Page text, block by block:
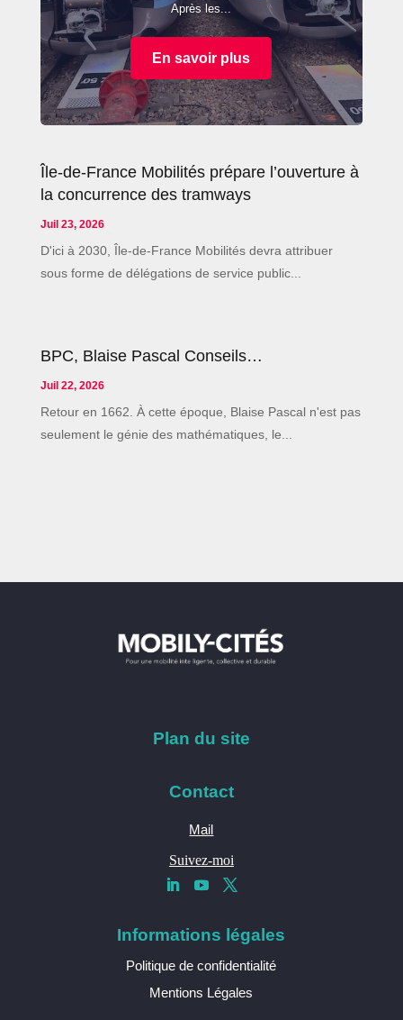
Après les...
En savoir plus
Île-de-France Mobilités prépare l’ouverture à
la concurrence des tramways
Juil 23, 2026
D'ici à 2030, Île-de-France Mobilités devra attribuer
sous forme de délégations de service public...
BPC, Blaise Pascal Conseils…
Juil 22, 2026
Retour en 1662. À cette époque, Blaise Pascal n'est pas
seulement le génie des mathématiques, le...
Plan du site
Contact
Mail
Suivez-moi
Informations légales
Politique de confidentialité
Mentions Légales